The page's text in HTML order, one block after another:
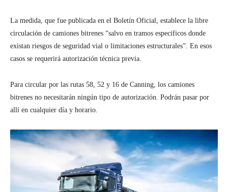
La medida, que fue publicada en el Boletín Oficial, establece la libre
circulación de camiones bitrenes “salvo en tramos específicos donde
existan riesgos de seguridad vial o limitaciones estructurales”. En esos
casos se requerirá autorización técnica previa.
Para circular por las rutas 58, 52 y 16 de Canning, los camiones
bitrenes no necesitarán ningún tipo de autorización. Podrán pasar por
allí en cualquier día y horario.